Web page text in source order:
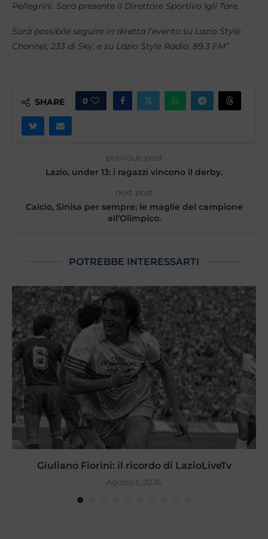
Pellegrini. Sarà presente il Direttore Sportivo Igli Tare.
Sarà possibile seguire in diretta l’evento su Lazio Style
Channel, 233 di Sky, e su Lazio Style Radio, 89.3 FM”
SHARE 0
previous post
Lazio, under 13: i ragazzi vincono il derby.
next post
Calcio, Sinisa per sempre: le maglie del campione
all’Olimpico.
POTREBBE INTERESSARTI
Giuliano Fiorini: il ricordo di LazioLiveTv
Agosto 5, 2026